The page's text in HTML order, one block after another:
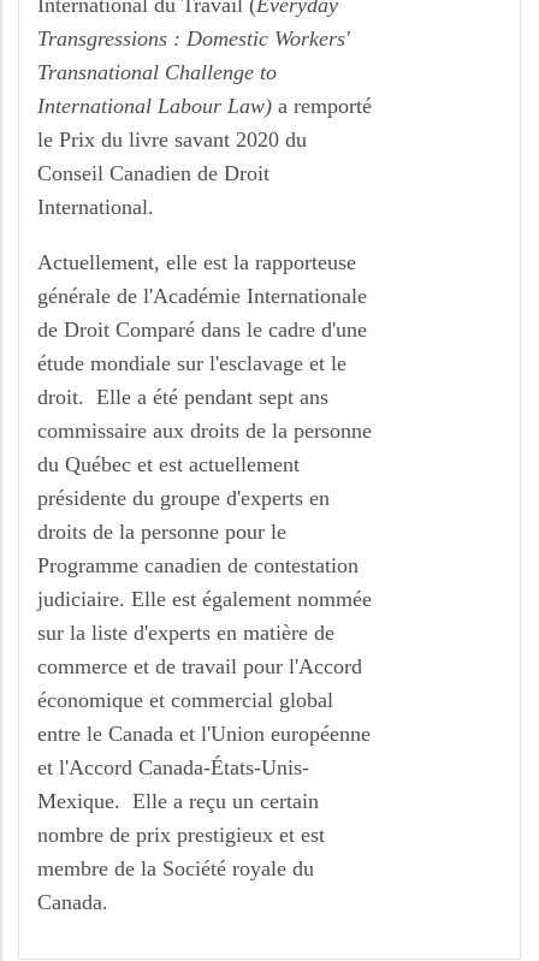
International du Travail (Everyday
Transgressions : Domestic Workers'
Transnational Challenge to
International Labour Law) a remporté
le Prix du livre savant 2020 du
Conseil Canadien de Droit
International.
Actuellement, elle est la rapporteuse
générale de l'Académie Internationale
de Droit Comparé dans le cadre d'une
étude mondiale sur l'esclavage et le
droit. Elle a été pendant sept ans
commissaire aux droits de la personne
du Québec et est actuellement
présidente du groupe d'experts en
droits de la personne pour le
Programme canadien de contestation
judiciaire. Elle est également nommée
sur la liste d'experts en matière de
commerce et de travail pour l'Accord
économique et commercial global
entre le Canada et l'Union européenne
et l'Accord Canada-États-Unis-
Mexique. Elle a reçu un certain
nombre de prix prestigieux et est
membre de la Société royale du
Canada.